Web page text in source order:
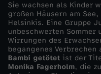
r
B
u
Sie wachsen als Kinder
großen Häusern am
Helsinkis. Eine Gruppe
unbeschwerten Sommer
Wirrungen des
begangenes Verbrechen
Bambi getötet ist der
Monika Fagerholm, die